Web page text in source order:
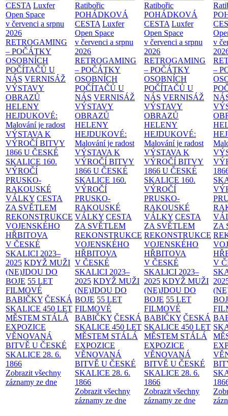
CESTA Luxfer
Open Space
v červenci a srpnu
2026
RETROGAMING
– POČÁTKY
OSOBNÍCH
POČÍTAČŮ U
NÁS VERNISÁŽ
VÝSTAVY
OBRAZŮ
HELENY
HEJDUKOVÉ:
Malování je radost
VÝSTAVA K
VÝROČÍ BITVY
1866 U ČESKÉ
SKALICE 160.
VÝROČÍ
PRUSKO-
RAKOUSKÉ
VÁLKY CESTA
ZA SVĚTLEM
REKONSTRUKCE
VOJENSKÉHO
HŘBITOVA
V ČESKÉ
SKALICI 2023–
2025 KDYŽ MUŽI
(NE)JDOU DO
BOJE 55 LET
FILMOVÉ
BABIČKY ČESKÁ
SKALICE 450 LET
MĚSTEM STÁLÁ
EXPOZICE
VĚNOVANÁ
BITVĚ U ČESKÉ
SKALICE 28. 6.
1866
Zobrazit všechny
záznamy ze dne
Ratibořic
POHÁDKOVÁ
CESTA Luxfer
Open Space
v červenci a srpnu
2026
RETROGAMING
– POČÁTKY
OSOBNÍCH
POČÍTAČŮ U
NÁS VERNISÁŽ
VÝSTAVY
OBRAZŮ
HELENY
HEJDUKOVÉ:
Malování je radost
VÝSTAVA K
VÝROČÍ BITVY
1866 U ČESKÉ
SKALICE 160.
VÝROČÍ
PRUSKO-
RAKOUSKÉ
VÁLKY CESTA
ZA SVĚTLEM
REKONSTRUKCE
VOJENSKÉHO
HŘBITOVA
V ČESKÉ
SKALICI 2023–
2025 KDYŽ MUŽI
(NE)JDOU DO
BOJE 55 LET
FILMOVÉ
BABIČKY ČESKÁ
SKALICE 450 LET
MĚSTEM STÁLÁ
EXPOZICE
VĚNOVANÁ
BITVĚ U ČESKÉ
SKALICE 28. 6.
1866
Zobrazit všechny
záznamy ze dne
Ratibořic
POHÁDKOVÁ
CESTA Luxfer
Open Space
v červenci a srpnu
2026
RETROGAMING
– POČÁTKY
OSOBNÍCH
POČÍTAČŮ U
NÁS VERNISÁŽ
VÝSTAVY
OBRAZŮ
HELENY
HEJDUKOVÉ:
Malování je radost
VÝSTAVA K
VÝROČÍ BITVY
1866 U ČESKÉ
SKALICE 160.
VÝROČÍ
PRUSKO-
RAKOUSKÉ
VÁLKY CESTA
ZA SVĚTLEM
REKONSTRUKCE
VOJENSKÉHO
HŘBITOVA
V ČESKÉ
SKALICI 2023–
2025 KDYŽ MUŽI
(NE)JDOU DO
BOJE 55 LET
FILMOVÉ
BABIČKY ČESKÁ
SKALICE 450 LET
MĚSTEM STÁLÁ
EXPOZICE
VĚNOVANÁ
BITVĚ U ČESKÉ
SKALICE 28. 6.
1866
Zobrazit všechny
záznamy ze dne
v
–
ZA
V